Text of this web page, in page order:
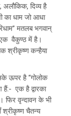
अलौकिक, दिव्य है
का धाम जो आधा
मतलब भगवान्
वैकुण्ठ में है।
श्रीकृष्ण कन्हैया
ऊपर है “गोलोक
हैं:- एक है द्वारका
फिर वृन्दावन के भी
श्रीकृष्ण चैतन्य